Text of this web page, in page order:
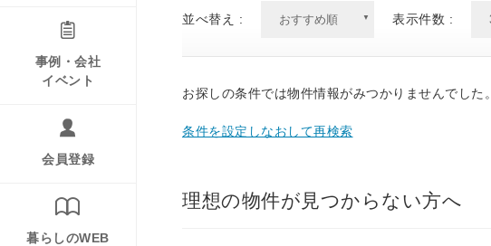
事例・会社
イベント
会員登録
暮らしのWEB
並べ替え : 表示件数 :
お探しの条件では物件情報がみつかりませんでした。
条件を設定しなおして再検索
理想の物件が見つからない方へ